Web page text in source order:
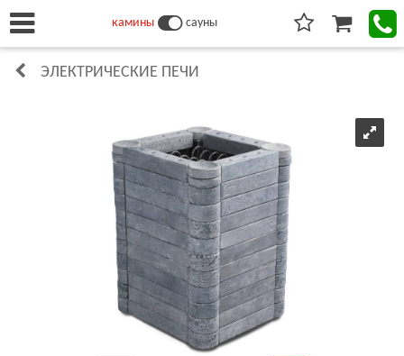
камины сауны
ЭЛЕКТРИЧЕСКИЕ ПЕЧИ